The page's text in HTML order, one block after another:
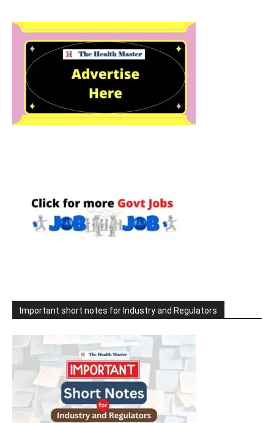
Important short notes for Industry and Regulators